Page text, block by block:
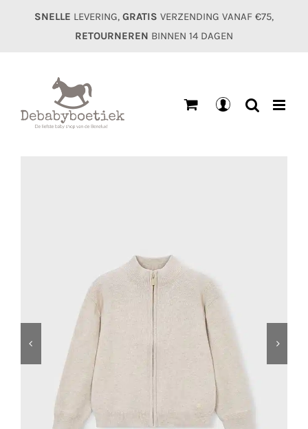
SNELLE LEVERING, GRATIS VERZENDING VANAF €75,
RETOURNEREN BINNEN 14 DAGEN